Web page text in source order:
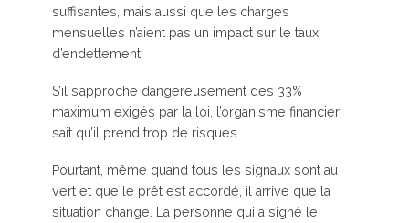
suffisantes, mais aussi que les charges
mensuelles n’aient pas un impact sur le taux
d’endettement.
S’il s’approche dangereusement des 33%
maximum exigés par la loi, l’organisme financier
sait qu’il prend trop de risques.
Pourtant, même quand tous les signaux sont au
vert et que le prêt est accordé, il arrive que la
situation change. La personne qui a signé le